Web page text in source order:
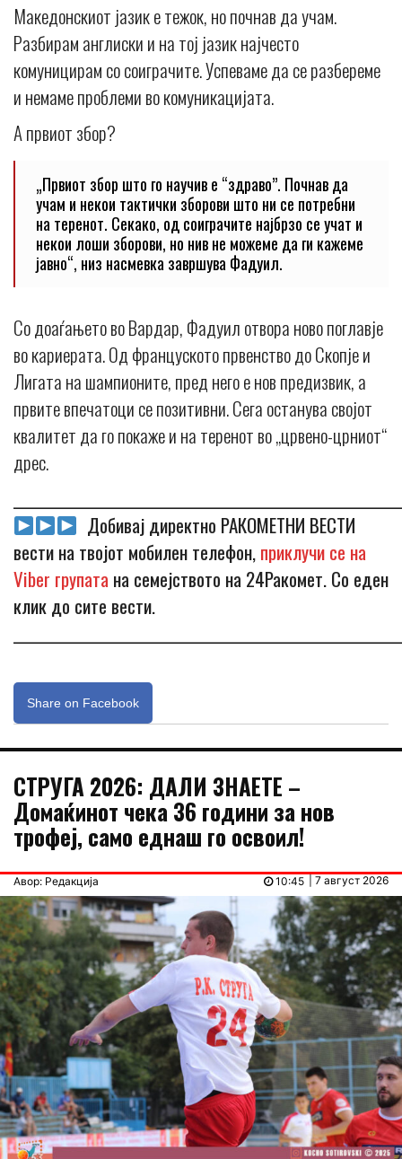
Македонскиот јазик е тежок, но почнав да учам.
Разбирам англиски и на тој јазик најчесто
комуницирам со соиграчите. Успеваме да се разбереме
и немаме проблеми во комуникацијата.
А првиот збор?
„Првиот збор што го научив е “здраво”. Почнав да
учам и некои тактички зборови што ни се потребни
на теренот. Секако, од соиграчите најбрзо се учат и
некои лоши зборови, но нив не можеме да ги кажеме
јавно“, низ насмевка завршува Фадуил.
Со доаѓањето во Вардар, Фадуил отвора ново поглавје
во кариерата. Од француското првенство до Скопје и
Лигата на шампионите, пред него е нов предизвик, а
првите впечатоци се позитивни. Сега останува својот
квалитет да го покаже и на теренот во „црвено-црниот“
дрес.
Добивај директно РАКОМЕТНИ ВЕСТИ
вести на твојот мобилен телефон,приклучи се на
Viber групата на семејството на 24Ракомет. Со еден
клик до сите вести.
Share on Facebook
СТРУГА 2026: ДАЛИ ЗНАЕТЕ –
Домаќинот чека 36 години за нов
трофеј, само еднаш го освоил!
Авор: Редакција | 7 август 2026
10:45